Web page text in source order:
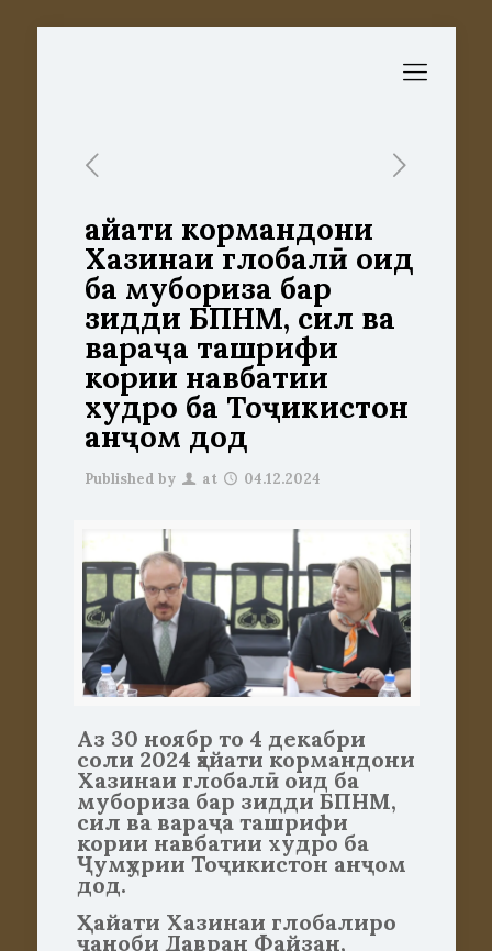
Ҳайати кормандони
Хазинаи глобалӣ оид
ба мубориза бар
зидди БПНМ, сил ва
вараҷа ташрифи
кории навбатии
худро ба Тоҷикистон
анҷом дод
Published by at 04.12.2024
Аз 30 ноябр то 4 декабри
соли 2024 ҳайати кормандони
Хазинаи глобалӣ оид ба
мубориза бар зидди БПНМ,
сил ва вараҷа ташрифи
кории навбатии худро ба
Ҷумҳурии Тоҷикистон анҷом
дод.
Ҳайати Хазинаи глобалиро
ҷаноби Давран Файзан,